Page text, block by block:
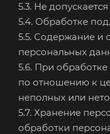
5.3. Не
5.4. Обработке
5.5. Содержание и
персональных
5.6. При
по отношению к
неполных или
5.7. Хранение
обработки